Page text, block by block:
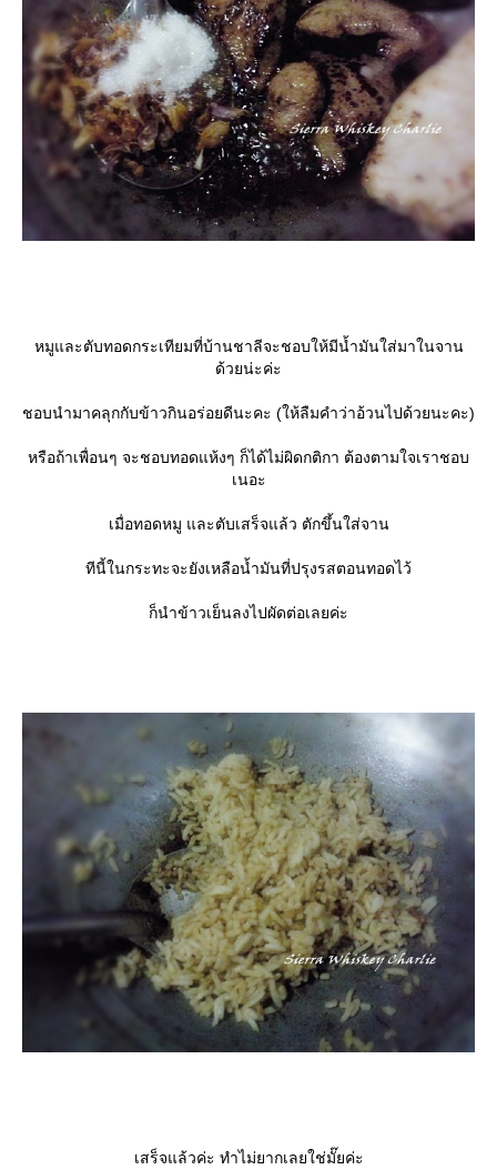
หมูและตับทอดกระเทียมที่บ้านชาลีจะชอบให้มีน้ำมันใส่มาในจาน
ด้วยน่ะค่ะ
ชอบนำมาคลุกกับข้าวกินอร่อยดีนะคะ (ให้ลืมคำว่าอ้วนไปด้วยนะคะ)
หรือถ้าเพื่อนๆ จะชอบทอดแห้งๆ ก็ได้ไม่ผิดกติกา ต้องตามใจเราชอบ
เนอะ
เมื่อทอดหมู และตับเสร็จแล้ว ตักขึ้นใส่จาน
ทีนี้ในกระทะจะยังเหลือน้ำมันที่ปรุงรสตอนทอดไว้
ก็นำข้าวเย็นลงไปผัดต่อเลยค่ะ
เสร็จแล้วค่ะ ทำไม่ยากเลยใช่มั๊ยค่ะ